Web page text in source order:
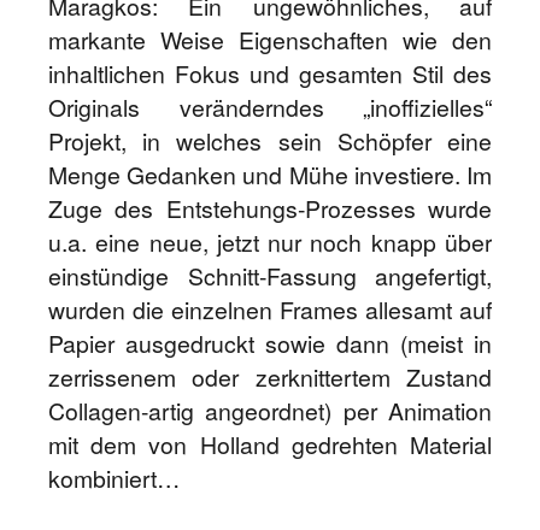
markante Weise Eigenschaften wie den
inhaltlichen Fokus und gesamten Stil des
Originals veränderndes „inoffizielles“
Projekt, in welches sein Schöpfer eine
Menge Gedanken und Mühe investiere. Im
Zuge des Entstehungs-Prozesses wurde
u.a. eine neue, jetzt nur noch knapp über
einstündige Schnitt-Fassung angefertigt,
wurden die einzelnen Frames allesamt auf
Papier ausgedruckt sowie dann (meist in
zerrissenem oder zerknittertem Zustand
Collagen-artig angeordnet) per Animation
mit dem von Holland gedrehten Material
kombiniert…